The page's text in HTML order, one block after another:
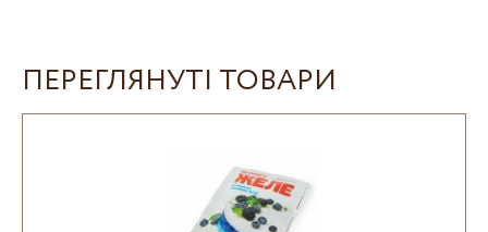
ПЕРЕГЛЯНУТІ ТОВАРИ